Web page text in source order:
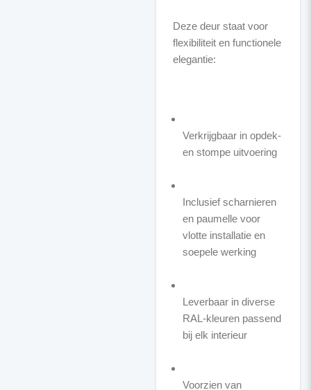
Deze deur staat voor
flexibiliteit en functionele
elegantie:
Verkrijgbaar in opdek-
en stompe uitvoering
Inclusief scharnieren
en paumelle voor
vlotte installatie en
soepele werking
Leverbaar in diverse
RAL-kleuren passend
bij elk interieur
Voorzien van